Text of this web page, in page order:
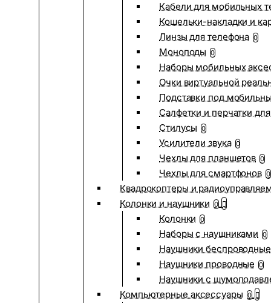
Кабели для мобильных
Кошельки-накладки и
Линзы для телефона 0
Моноподы 0
Наборы мобильных
Очки виртуальной
Подставки под
Салфетки и перчатки
Стилусы 0
Усилители звука 0
Чехлы для планшетов 0
Чехлы для смартфонов 0
Квадрокоптеры и
Колонки и наушники 0
Колонки 0
Наборы с наушниками 0
Наушники беспроводные
Наушники проводные 0
Наушники с
Компьютерные аксессуары 0